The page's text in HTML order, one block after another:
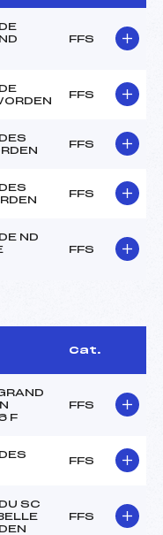
FFS
FFS
FFS
FFS
ND
FFS
Cat.
F
FFS
FFS
SC
FFS